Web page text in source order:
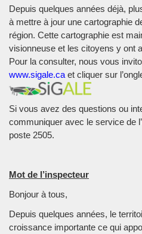
Depuis quelques années déjà,
à mettre à jour une cartographie
région. Cette cartographie est
visionneuse et les citoyens y ont
Pour la consulter, nous vous
www.sigale.ca et cliquer sur
Si vous avez des questions ou
communiquer avec le service de
poste 2505.
Mot de l’inspecteur
Bonjour à tous,
Depuis quelques années, le
croissance importante ce qui